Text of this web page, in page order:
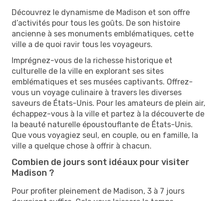
Découvrez le dynamisme de Madison et son offre
d’activités pour tous les goûts. De son histoire
ancienne à ses monuments emblématiques, cette
ville a de quoi ravir tous les voyageurs.
Imprégnez-vous de la richesse historique et
culturelle de la ville en explorant ses sites
emblématiques et ses musées captivants. Offrez-
vous un voyage culinaire à travers les diverses
saveurs de États-Unis. Pour les amateurs de plein air,
échappez-vous à la ville et partez à la découverte de
la beauté naturelle époustouflante de États-Unis.
Que vous voyagiez seul, en couple, ou en famille, la
ville a quelque chose à offrir à chacun.
Combien de jours sont idéaux pour visiter
Madison ?
Pour profiter pleinement de Madison, 3 à 7 jours